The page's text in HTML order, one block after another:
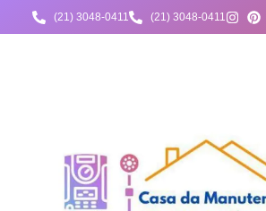
(21) 3048-0411 (21) 3048-0411